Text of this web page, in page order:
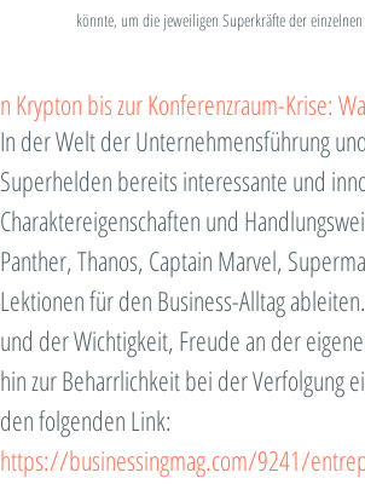
könnte, um die jeweiligen Superkräfte der
n Krypton bis zur Konferenzraum-Krise:
In der Welt der Unternehmensführung
Superhelden bereits interessante und
Charaktereigenschaften und
Panther, Thanos, Captain Marvel,
Lektionen für den Business-Alltag
und der Wichtigkeit, Freude an der
hin zur Beharrlichkeit bei der Verfolgung
den folgenden Link:
https://businessingmag.com/9241/